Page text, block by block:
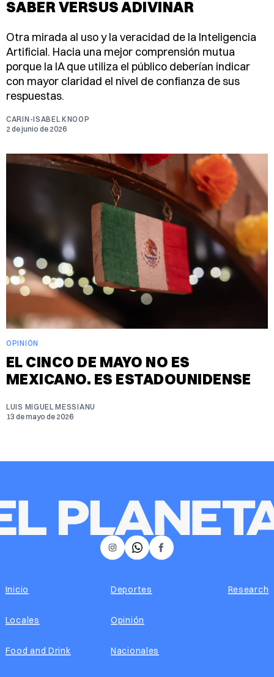
SABER VERSUS ADIVINAR
Otra mirada al uso y la veracidad de la Inteligencia
Artificial. Hacia una mejor comprensión mutua
porque la IA que utiliza el público deberían indicar
con mayor claridad el nivel de confianza de sus
respuestas.
CARIN-ISABEL KNOOP
2 de junio de 2026
OPINIÓN
EL CINCO DE MAYO NO ES
MEXICANO. ES ESTADOUNIDENSE
LUIS MIGUEL MESSIANU
13 de mayo de 2026
𝕏 Facebook
Instagram
Inicio
Locales
Food and Drink
Deportes
Opinión
Nacionales
Research